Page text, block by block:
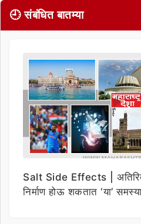
🕘 संबंधित बातम्या
Salt Side Effects |
निर्माण होऊ शकतात ‘या’ समस्या